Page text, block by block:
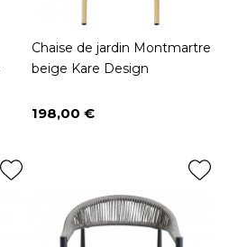
Chaise de jardin Montmartre
beige Kare Design
Prix
198,00 €